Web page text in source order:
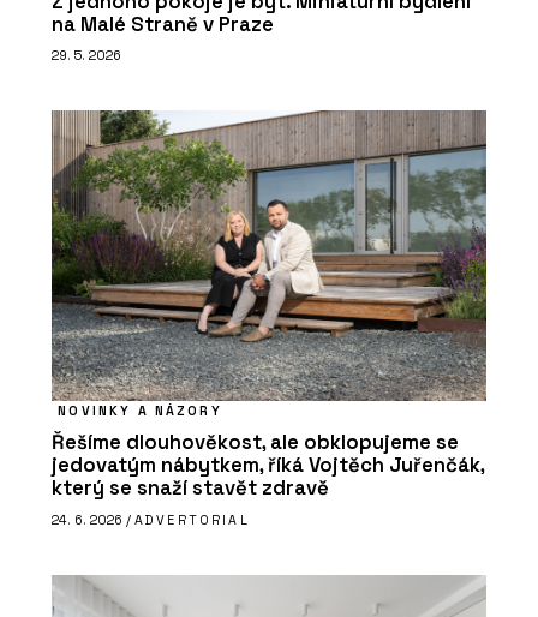
na Malé Straně v Praze
29. 5. 2026
NOVINKY A NÁZORY
Řešíme dlouhověkost, ale obklopujeme se
jedovatým nábytkem, říká Vojtěch Juřenčák,
který se snaží stavět zdravě
24. 6. 2026 / ADVERTORIAL